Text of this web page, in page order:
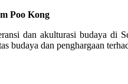
Poo Kong
dan akulturasi budaya di
budaya dan penghargaan